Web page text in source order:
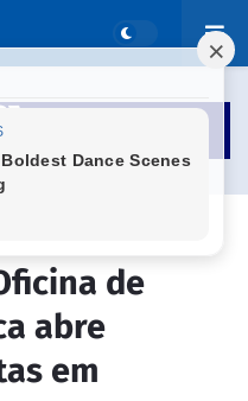
de
abre
em